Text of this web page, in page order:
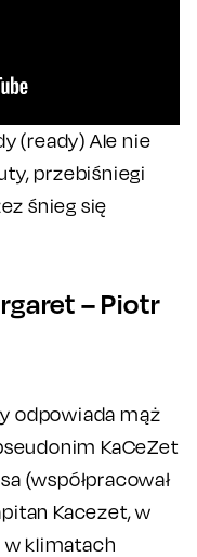
(ready) Ale nie
przebiśniegi
śnieg się
– Piotr
odpowiada mąż
KaCeZet
(współpracował
Kacezet, w
klimatach